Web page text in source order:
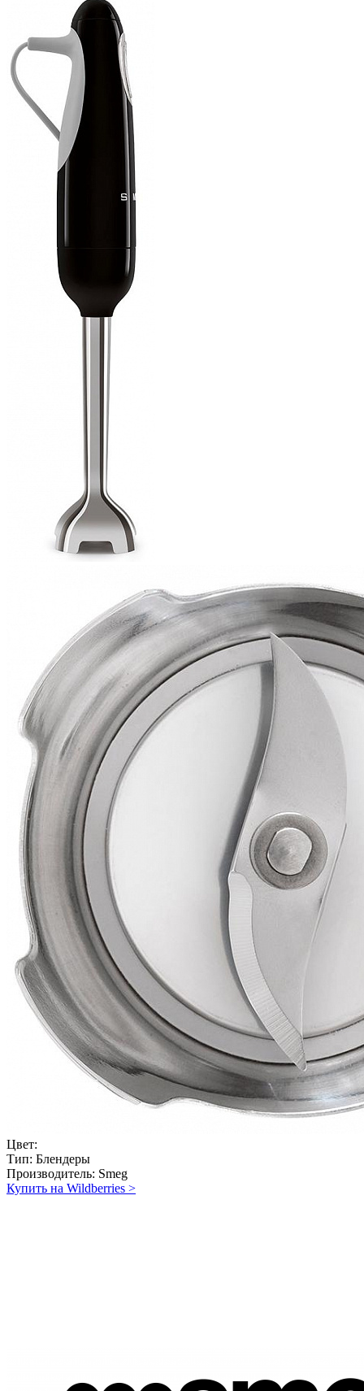
Цвет:
Тип: Блендеры
Производитель: Smeg
Купить на Wildberries >